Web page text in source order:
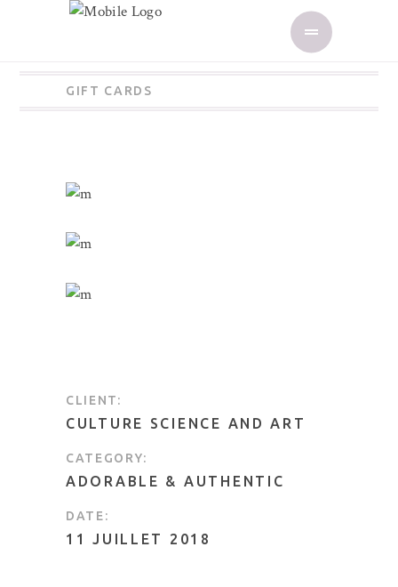
GIFT CARDS
CLIENT:
CULTURE SCIENCE AND ART
CATEGORY:
ADORABLE & AUTHENTIC
DATE:
11 JUILLET 2018